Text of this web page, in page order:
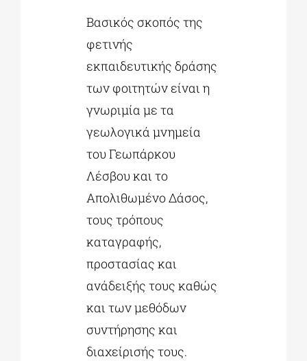
Βασικός σκοπός της
φετινής
εκπαιδευτικής δράσης
των φοιτητών είναι η
γνωριμία με τα
γεωλογικά μνημεία
του Γεωπάρκου
Λέσβου και το
Απολιθωμένο Δάσος,
τους τρόπους
καταγραφής,
προστασίας και
ανάδειξής τους καθώς
και των μεθόδων
συντήρησης και
διαχείρισής τους.